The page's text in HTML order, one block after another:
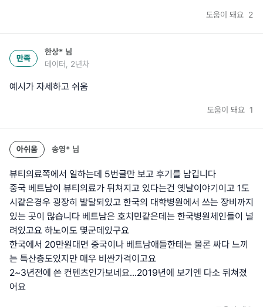
도움이 돼요 2
만족
한상* 님
데이터, 2년차
예시가 자세하고 쉬움
도움이 돼요 1
아쉬움 송영* 님
뷰티의료쪽에서 일하는데 5번글만 보고 후기를 남깁니다
중국 베트남이 뷰티의료가 뒤쳐지고 있다는건 옛날이야기이고 1도
시같은경우 굉장히 발달되있고 한국의 대학병원에서 쓰는 장비까지
있는 곳이 많습니다 베트남은 호치민같은데는 한국병원체인들이 널
려있고요 하노이도 몇군데있구요
한국에서 20만원대면 중국이나 베트남애들한테는 물론 싸다 느끼
는 특산층도있지만 매우 비싼가격이고요
2~3년전에 쓴 컨텐츠인가보네요...2019년에 보기엔 다소 뒤쳐졌
어요